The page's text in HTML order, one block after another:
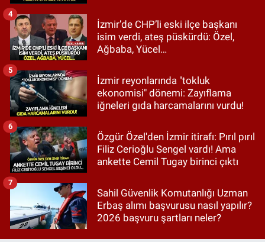
İzmir’de CHP’li eski ilçe başkanı
isim verdi, ateş püskürdü: Özel,
Ağbaba, Yücel…
4
İzmir reyonlarında "tokluk
ekonomisi" dönemi: Zayıflama
iğneleri gıda harcamalarını vurdu!
5
Özgür Özel'den İzmir itirafı: Pırıl pırıl
Filiz Cerioğlu Sengel vardı! Ama
ankette Cemil Tugay birinci çıktı
6
Sahil Güvenlik Komutanlığı Uzman
Erbaş alımı başvurusu nasıl yapılır?
2026 başvuru şartları neler?
7